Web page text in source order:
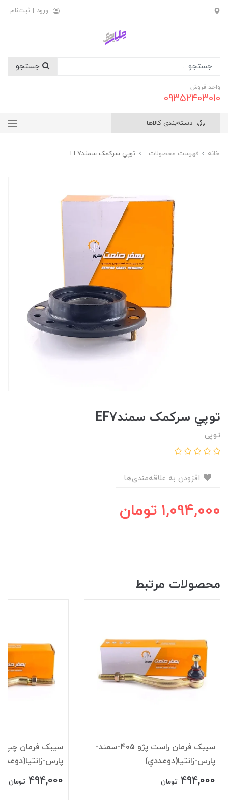
ورود | ثبت‌نام
واحد فروش
09352403010
دسته‌بندی کالاها
خانه فهرست محصولات توپي سرکمک سمندEF7
توپي سرکمک سمندEF7
توپی
1,094,000 تومان
محصولات مرتبط
سيبک فرمان راست پژو 405-سمند-
پارس-زانتيا(دوعددي)
494,000 تومان
پارس-
494,000 تومان